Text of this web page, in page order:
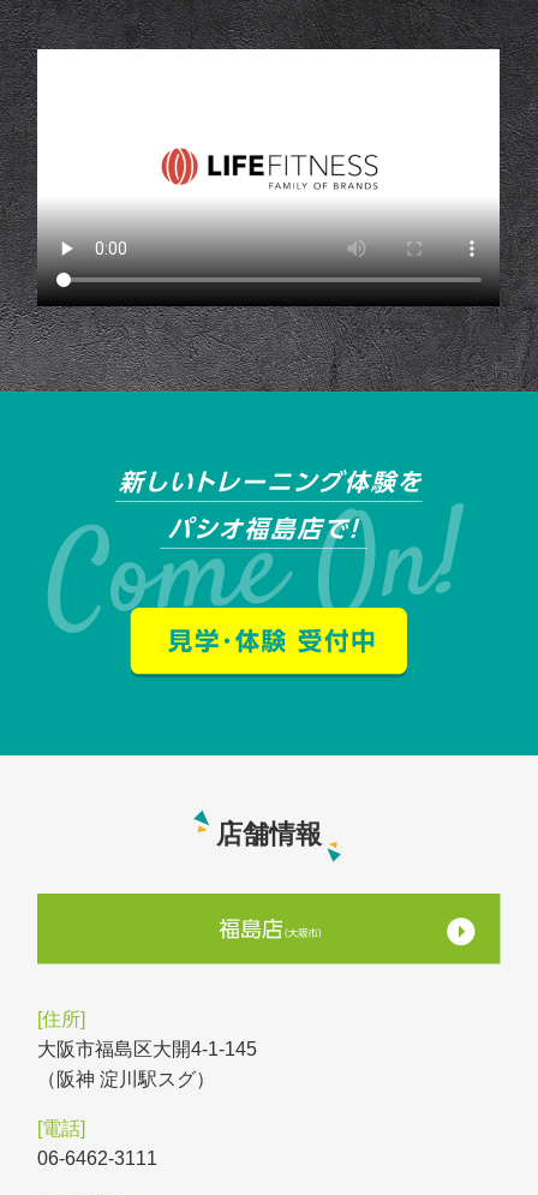
店舗情報
大阪市福島区大開4-1-145
（阪神 淀川駅スグ）
06-6462-3111